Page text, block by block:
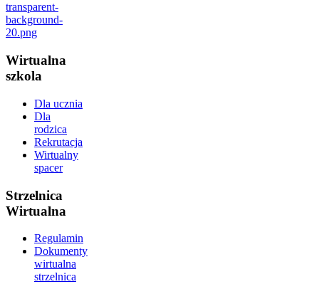
Wirtualna
szkola
Dla ucznia
Dla
rodzica
Rekrutacja
Wirtualny
spacer
Strzelnica
Wirtualna
Regulamin
Dokumenty
wirtualna
strzelnica